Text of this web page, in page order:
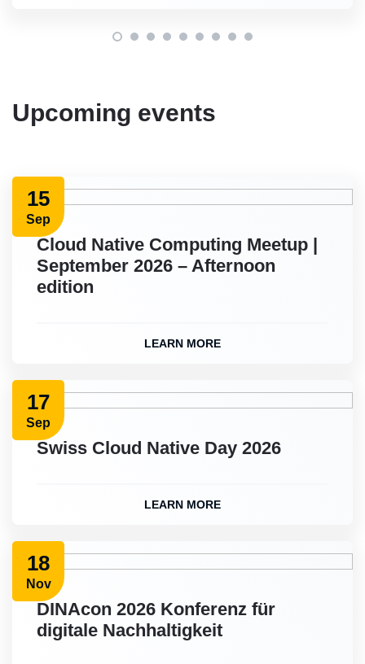
Upcoming events
15
Sep
Cloud Native Computing Meetup |
September 2026 – Afternoon
edition
LEARN MORE
17
Sep
Swiss Cloud Native Day 2026
LEARN MORE
18
Nov
DINAcon 2026 Konferenz für
digitale Nachhaltigkeit